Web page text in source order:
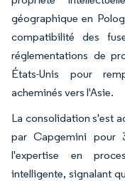
géographique en
compatibilité des
réglementations de
États-Unis pour
acheminés vers l'Asie.
La consolidation s'est
par Capgemini pour
l'expertise en
intelligente, signalant